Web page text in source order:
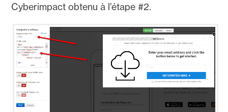
Cyberimpact obtenu à l’étape #2.